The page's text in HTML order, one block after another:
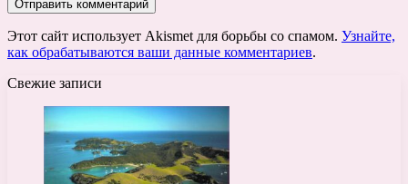
Этот сайт использует Akismet для борьбы со спамом. Узнайте,
как обрабатываются ваши данные комментариев.
Свежие записи